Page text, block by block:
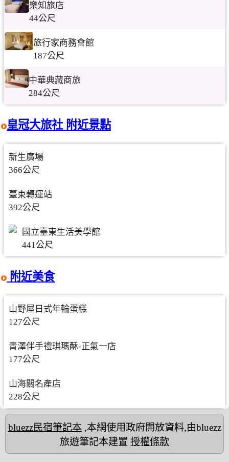
樂知旅店
44公尺
旅行家商務會館
187公尺
中華典藏商旅
284公尺
皇冠大旅社 附近景點
新生廣場
366公尺
臺東轉運站
392公尺
國立臺東生活美學館
441公尺
附近美食
山野屋日式年輪蛋糕
127公尺
青澤伴手禮琪瑪酥-正氣一店
177公尺
山海關名產店
228公尺
bluezz民宿筆記本,本網使用政府開放資料,由bluezz
旅遊筆記本建置 授權條款